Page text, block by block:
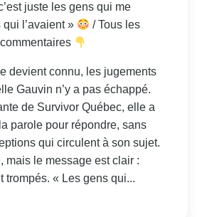
juste les gens qui me
l’avaient »
/ Tous les
devient connu, les jugements
Gauvin n’y a pas échappé.
de Survivor Québec, elle a
parole pour répondre, sans
qui circulent à son sujet.
mais le message est clair :
trompés. « Les gens qui...